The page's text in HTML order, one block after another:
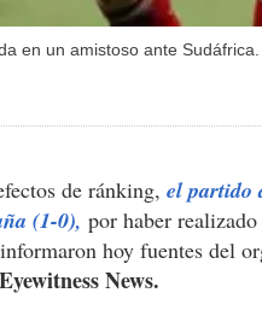
en un amistoso ante Sudáfrica.
de ránking, el partido
(1-0), por haber
hoy fuentes del
News.